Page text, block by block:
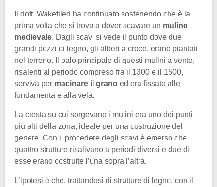
Il dott. Wakefiled ha continuato sostenendo che è la
prima volta che si trova a dover scavare un mulino
medievale. Dagli scavi si vede il punto dove due
grandi pezzi di legno, gli alberi a croce, erano piantati
nel terreno. Il palo principale di questi mulini a vento,
risalenti al periodo compreso fra il 1300 e il 1500,
serviva per macinare il grano ed era fissato alle
fondamenta e alla vela.
La cresta su cui sorgevano i mulini era uno dei punti
più alti della zona, ideale per una costruzione del
genere. Con il procedere degli scavi è emerso che
quattro strutture risalivano a periodi diversi e due di
esse erano costruite l’una sopra l’altra.
L’ipotesi è che, trattandosi di strutture di legno, con il